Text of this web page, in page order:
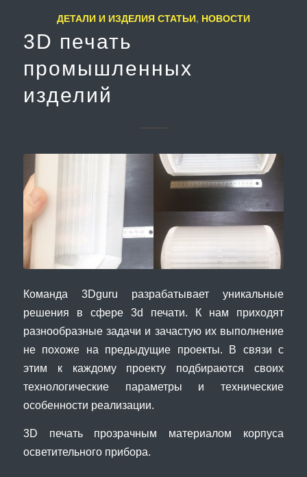
ДЕТАЛИ И ИЗДЕЛИЯ СТАТЬИ, НОВОСТИ
3D печать
промышленных
изделий
Команда 3Dguru разрабатывает уникальные
решения в сфере 3d печати. К нам приходят
разнообразные задачи и зачастую их выполнение
не похоже на предыдущие проекты. В связи с
этим к каждому проекту подбираются своих
технологические параметры и технические
особенности реализации.
3D печать прозрачным материалом корпуса
осветительного прибора.